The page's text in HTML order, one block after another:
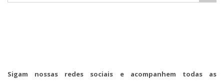
Sigam nossas redes sociais e acompanhem todas as